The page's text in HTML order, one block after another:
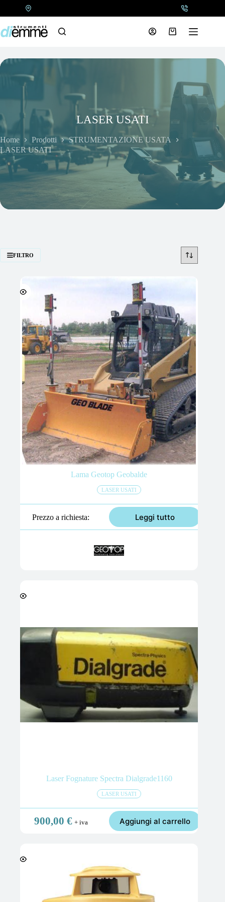
Carrello
LASER USATI
Home Prodotti
STRUMENTAZIONE USATA
LASER USATI
FILTRO
Lama Geotop Geobalde
LASER USATI
Prezzo a richiesta Leggi tutto
Laser Fognature Spectra Dialgrade1160
LASER USATI
900,00 € + iva Aggiungi al carrello